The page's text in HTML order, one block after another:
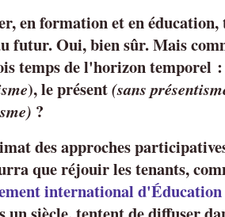
en formation et en
futur. Oui, bien sûr. Mais
temps de l'horizon temporel
), le présent(sans
?
des approches
que réjouir les tenants,
international d'Éducation